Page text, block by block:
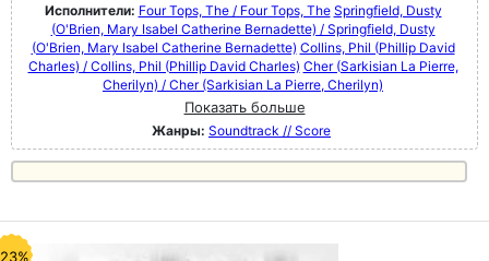
Исполнители: Four Tops, The / Four Tops, The Springfield, Dusty
(O'Brien, Mary Isabel Catherine Bernadette) / Springfield, Dusty
(O'Brien, Mary Isabel Catherine Bernadette) Collins, Phil (Phillip David
Charles) / Collins, Phil (Phillip David Charles) Cher (Sarkisian La Pierre,
Cherilyn) / Cher (Sarkisian La Pierre, Cherilyn)
Показать больше
Жанры: Soundtrack // Score